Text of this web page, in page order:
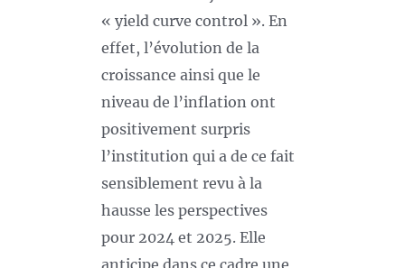
« yield curve control ». En
effet, l’évolution de la
croissance ainsi que le
niveau de l’inflation ont
positivement surpris
l’institution qui a de ce fait
sensiblement revu à la
hausse les perspectives
pour 2024 et 2025. Elle
anticipe dans ce cadre une